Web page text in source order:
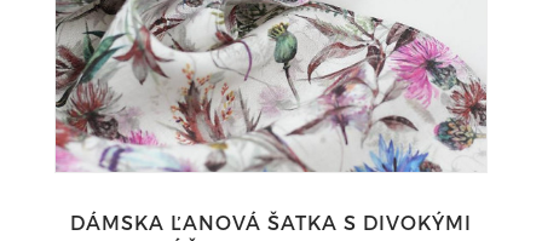
DÁMSKA ĽANOVÁ ŠATKA S DIVOKÝMI